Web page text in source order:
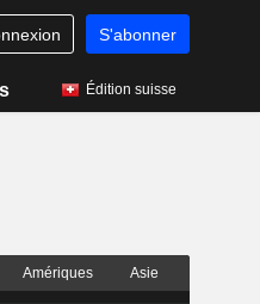
S'abonner
Édition suisse
Amériques Asie